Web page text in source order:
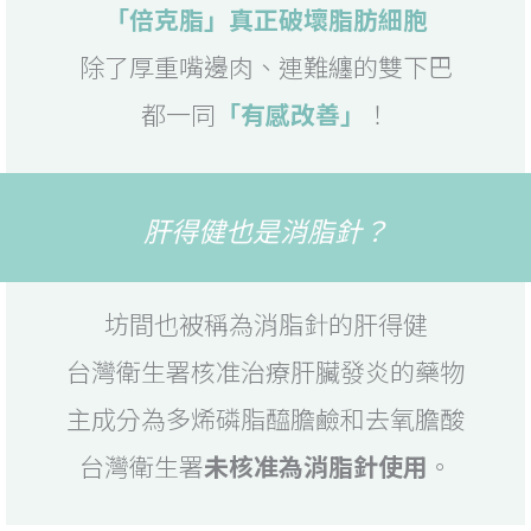
「倍克脂」真正破壞脂肪細胞
除了厚重嘴邊肉、連難纏的雙下巴
都一同 「有感改善」 ！
肝得健也是消脂針？
坊間也被稱為消脂針的肝得健
台灣衛生署核准治療肝臟發炎的藥物
主成分為多烯磷脂醯膽鹼和去氧膽酸
台灣衛生署未核准為消脂針使用 。